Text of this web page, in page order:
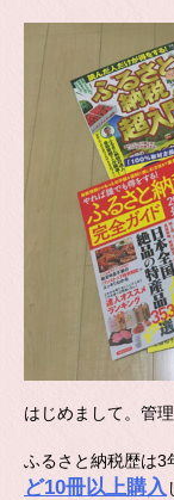
はじめまして。管
ふるさと納税歴は3
ど10冊以上購入